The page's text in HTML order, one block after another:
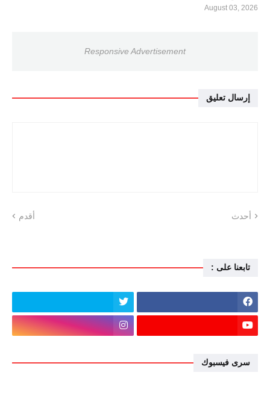
August 03, 2026
Responsive Advertisement
إرسال تعليق
أحدث أقدم
تابعنا على :
سرى فيسبوك